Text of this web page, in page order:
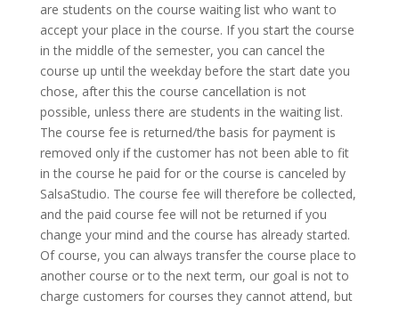
are students on the course waiting list who want to
accept your place in the course. If you start the course
in the middle of the semester, you can cancel the
course up until the weekday before the start date you
chose, after this the course cancellation is not
possible, unless there are students in the waiting list.
The course fee is returned/the basis for payment is
removed only if the customer has not been able to fit
in the course he paid for or the course is canceled by
SalsaStudio. The course fee will therefore be collected,
and the paid course fee will not be returned if you
change your mind and the course has already started.
Of course, you can always transfer the course place to
another course or to the next term, our goal is not to
charge customers for courses they cannot attend, but